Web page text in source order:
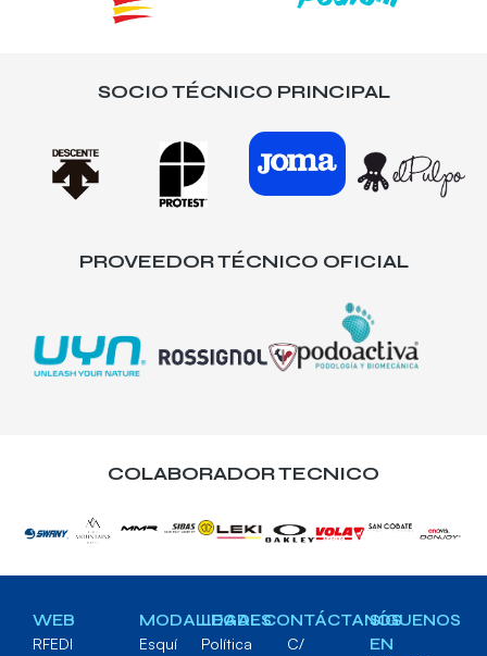
SOCIO TÉCNICO PRINCIPAL
PROVEEDOR TÉCNICO OFICIAL
COLABORADOR TECNICO
WEB
RFEDI
MODALIDADES
Esquí
LEGAL
Política
CONTÁCTANOS
C/
SÍGUENOS
EN